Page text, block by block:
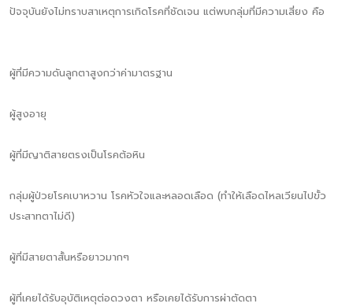
ปัจจุบันยังไม่ทราบสาเหตุการเกิดโรคที่ชัดเจน แต่พบกลุ่มที่มีความเสี่ยง คือ
ผู้ที่มีความดันลูกตาสูงกว่าค่ามาตรฐาน
ผู้สูงอายุ
ผู้ที่มีญาติสายตรงเป็นโรคต้อหิน
กลุ่มผู้ป่วยโรคเบาหวาน โรคหัวใจและหลอดเลือด (ทำให้เลือดไหลเวียนไปขั้ว
ประสาทตาไม่ดี)
ผู้ที่มีสายตาสั้นหรือยาวมากๆ
ผู้ที่เคยได้รับอุบัติเหตุต่อดวงตา หรือเคยได้รับการผ่าตัดตา